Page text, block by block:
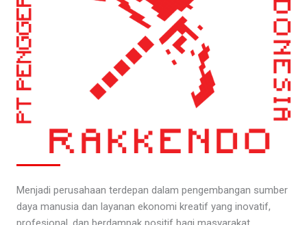
Menjadi perusahaan terdepan dalam pengembangan sumber
daya manusia dan layanan ekonomi kreatif yang inovatif,